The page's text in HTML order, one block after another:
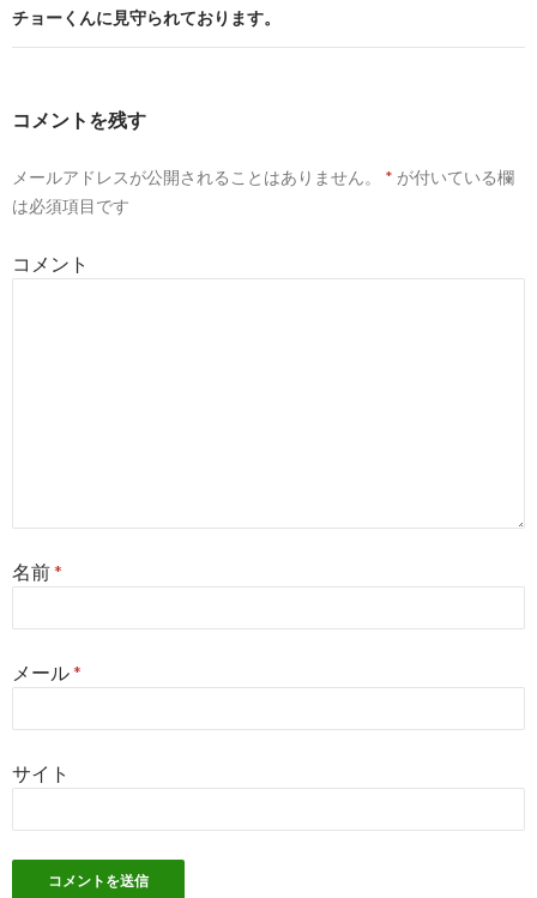
ナ
ゲ
シ
ン
チョーくんに見守られております。
コメントを残す
メールアドレスが公開されることはありません。 * が付いている欄
は必須項目です
コメント
名前*
メール*
サイト